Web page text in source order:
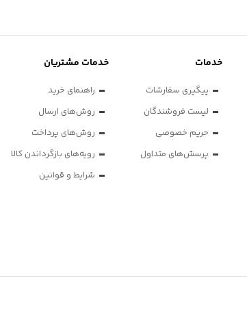
خدمات
پیگیری سفارشات
لیست فروشندگان
حریم خصوصی
پرسش‌های متداول
خدمات مشتریان
راهنمای خرید
روش‌های ارسال
روش‌های پرداخت
رویه‌های بازگرداندن کالا
شرایط و قوانین